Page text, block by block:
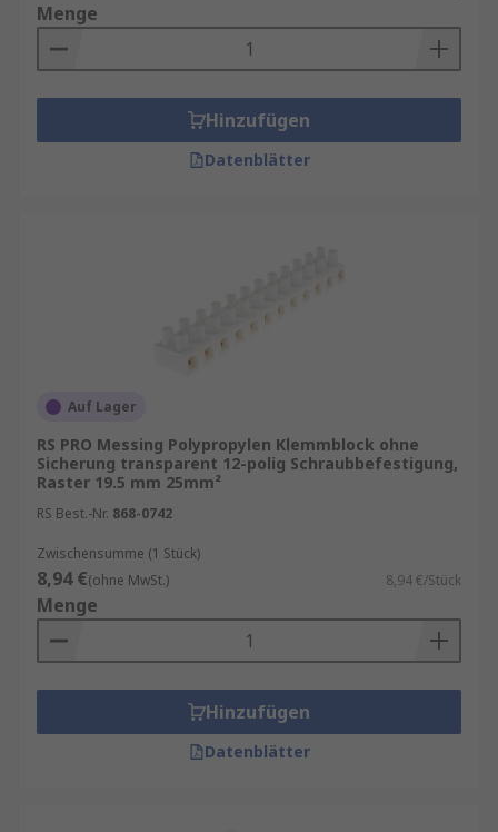
Menge
Hinzufügen
Datenblätter
Auf Lager
RS PRO Messing Polypropylen Klemmblock ohne
Sicherung transparent 12-polig Schraubbefestigung,
Raster 19.5 mm 25mm²
RS Best.-Nr. 868-0742
Zwischensumme (1 Stück)
8,94 €(ohne MwSt.) 8,94 €/Stück
Menge
Hinzufügen
Datenblätter